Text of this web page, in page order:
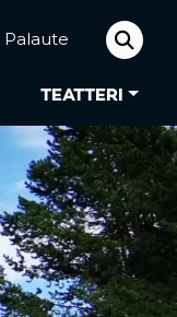
TEATTERI
Palaute